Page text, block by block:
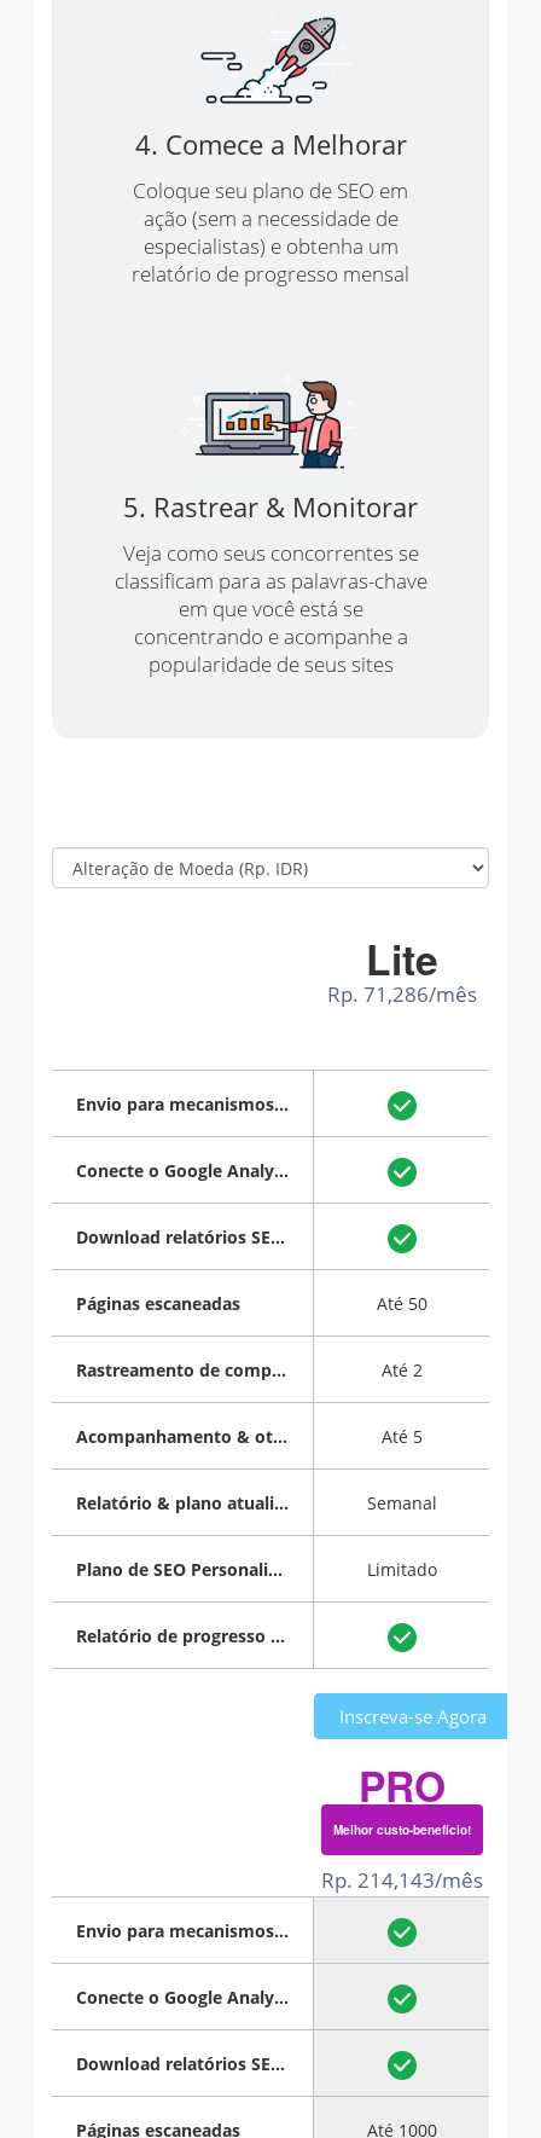
4. Comece a Melhorar
Coloque seu plano de SEO em
ação (sem a necessidade de
especialistas) e obtenha um
relatório de progresso mensal
5. Rastrear & Monitorar
Veja como seus concorrentes se
classificam para as palavras-chave
em que você está se
concentrando e acompanhe a
popularidade de seus sites
Envio para mecanismos de pesquisa
Conecte o Google Analytics
Download relatórios SEO em PDF
Páginas escaneadas
Rastreamento de competidores
Acompanhamento & otimização de palavras-chave
Relatório & plano atualizados
Plano de SEO Personalizado
Relatório de progresso mensal
Lite
Rp. 71,286/mês
Até 50
Até 2
Até 5
Semanal
Limitado
Inscreva-se Agora
Envio para mecanismos de pesquisa
Conecte o Google Analytics
Download relatórios SEO em PDF
Páginas escaneadas
PRO
Melhor custo-benefício!
Rp. 214,143/mês
Até 1000